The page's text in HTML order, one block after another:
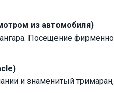
из автомобиля)
Посещение
и знаменитый